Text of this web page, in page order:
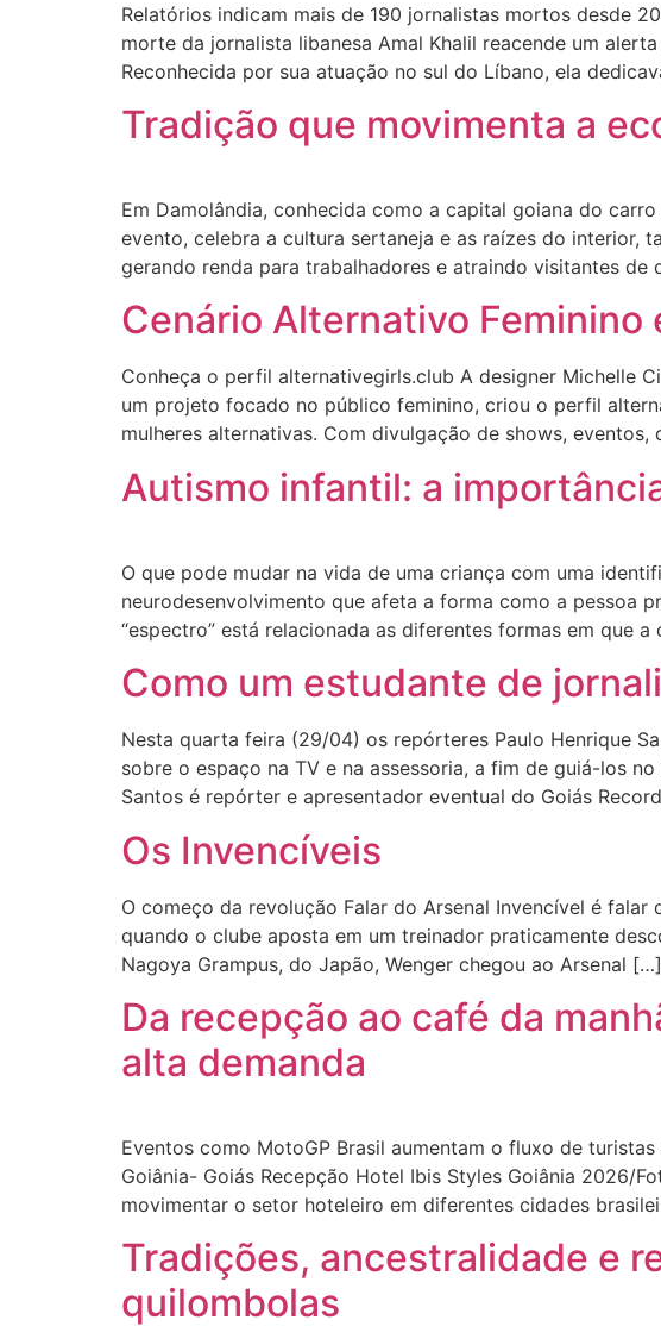
Relatórios indicam mais de 190 jornalistas mortos desde
morte da jornalista libanesa Amal Khalil reacende um
Reconhecida por sua atuação no sul do Líbano, ela
Tradição que movimenta a
Em Damolândia, conhecida como a capital goiana do
evento, celebra a cultura sertaneja e as raízes do interior,
gerando renda para trabalhadores e atraindo visitantes de
Cenário Alternativo Feminino
Conheça o perfil alternativegirls.club A designer Michelle
um projeto focado no público feminino, criou o perfil
mulheres alternativas. Com divulgação de shows,
Autismo infantil: a
O que pode mudar na vida de uma criança com uma
neurodesenvolvimento que afeta a forma como a pessoa
“espectro” está relacionada as diferentes formas em que
Como um estudante de
Nesta quarta feira (29/04) os repórteres Paulo Henrique
sobre o espaço na TV e na assessoria, a fim de guiá-los
Santos é repórter e apresentador eventual do Goiás
Os Invencíveis
O começo da revolução Falar do Arsenal Invencível é
quando o clube aposta em um treinador praticamente
Nagoya Grampus, do Japão, Wenger chegou ao Arsenal […]
Da recepção ao café da
alta demanda
Eventos como MotoGP Brasil aumentam o fluxo de
Goiânia- Goiás Recepção Hotel Ibis Styles Goiânia 2026/
movimentar o setor hoteleiro em diferentes cidades
Tradições, ancestralidade e
quilombolas